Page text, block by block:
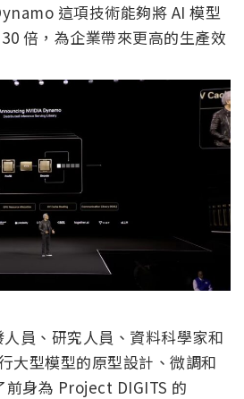
這項技術能夠將 AI 模型
倍，為企業帶來更高的生產效
員、研究人員、資料科學家和
大型模型的原型設計、微調和
前身為 Project DIGITS 的